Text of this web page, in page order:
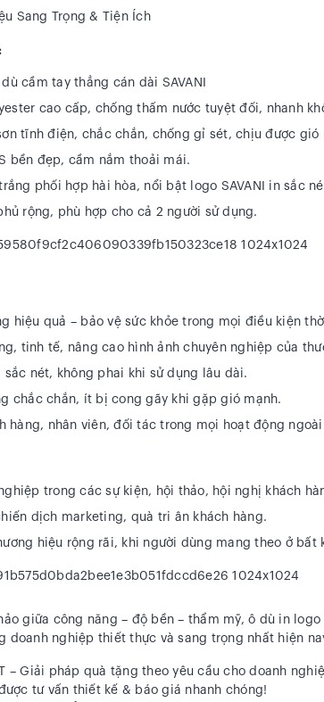
Sang Trọng & Tiện Ích
dù cầm tay thẳng cán dài SAVANI
cao cấp, chống thấm nước tuyệt đối, nhanh
tĩnh điện, chắc chắn, chống gỉ sét, chịu được gió
bền đẹp, cầm nắm thoải mái.
phối hợp hài hòa, nổi bật logo SAVANI in sắc
rộng, phù hợp cho cả 2 người sử dụng.
hiệu quả – bảo vệ sức khỏe trong mọi điều kiện
tinh tế, nâng cao hình ảnh chuyên nghiệp của
sắc nét, không phai khi sử dụng lâu dài.
chắc chắn, ít bị cong gãy khi gặp gió mạnh.
hàng, nhân viên, đối tác trong mọi hoạt động
trong các sự kiện, hội thảo, hội nghị khách
dịch marketing, quà tri ân khách hàng.
hiệu rộng rãi, khi người dùng mang theo ở bất
giữa công năng – độ bền – thẩm mỹ, ô dù in logo
doanh nghiệp thiết thực và sang trọng nhất hiện
– Giải pháp quà tặng theo yêu cầu cho doanh
tư vấn thiết kế & báo giá nhanh chóng!